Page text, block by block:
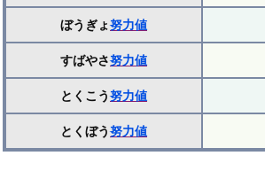
ぼうぎょ努力値
すばやさ努力値
とくこう努力値
とくぼう努力値